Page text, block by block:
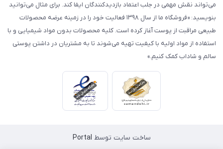
می‌تواند نقش مهمی در جلب اعتماد بازدیدکنندگان ایفا کند. برای مثال می‌توانید
بنویسید: «فروشگاه ما از سال ۱۳۹۸ فعالیت خود را در زمینه عرضه محصولات
طبیعی مراقبت از پوست آغاز کرده است. کلیه محصولات بدون مواد شیمیایی و با
استفاده از مواد اولیه با کیفیت تهیه می‌شوند تا به مشتریان در داشتن پوستی
سالم و شاداب کمک کنیم.»
ساخت سایت توسط Portal